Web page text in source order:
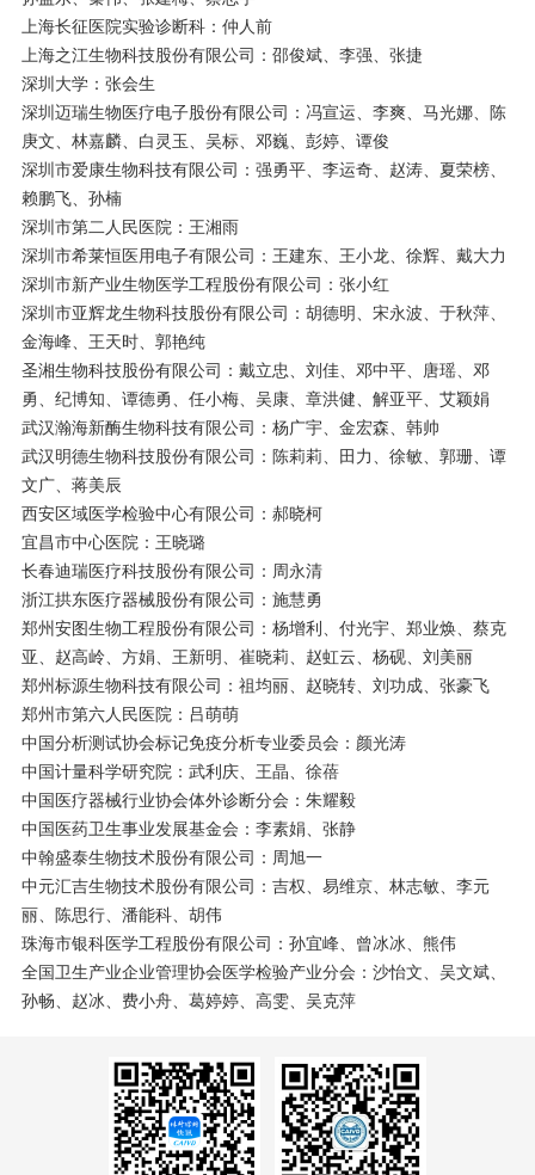
上海长征医院实验诊断科：仲人前
上海之江生物科技股份有限公司：邵俊斌、李强、张捷
深圳大学：张会生
深圳迈瑞生物医疗电子股份有限公司：冯宣运、李爽、马光娜、陈
庚文、林嘉麟、白灵玉、吴标、邓巍、彭婷、谭俊
深圳市爱康生物科技有限公司：强勇平、李运奇、赵涛、夏荣榜、
赖鹏飞、孙楠
深圳市第二人民医院：王湘雨
深圳市希莱恒医用电子有限公司：王建东、王小龙、徐辉、戴大力
深圳市新产业生物医学工程股份有限公司：张小红
深圳市亚辉龙生物科技股份有限公司：胡德明、宋永波、于秋萍、
金海峰、王天时、郭艳纯
圣湘生物科技股份有限公司：戴立忠、刘佳、邓中平、唐瑶、邓
勇、纪博知、谭德勇、任小梅、吴康、章洪健、解亚平、艾颖娟
武汉瀚海新酶生物科技有限公司：杨广宇、金宏森、韩帅
武汉明德生物科技股份有限公司：陈莉莉、田力、徐敏、郭珊、谭
文广、蒋美辰
西安区域医学检验中心有限公司：郝晓柯
宜昌市中心医院：王晓璐
长春迪瑞医疗科技股份有限公司：周永清
浙江拱东医疗器械股份有限公司：施慧勇
郑州安图生物工程股份有限公司：杨增利、付光宇、郑业焕、蔡克
亚、赵高岭、方娟、王新明、崔晓莉、赵虹云、杨砚、刘美丽
郑州标源生物科技有限公司：祖均丽、赵晓转、刘功成、张豪飞
郑州市第六人民医院：吕萌萌
中国分析测试协会标记免疫分析专业委员会：颜光涛
中国计量科学研究院：武利庆、王晶、徐蓓
中国医疗器械行业协会体外诊断分会：朱耀毅
中国医药卫生事业发展基金会：李素娟、张静
中翰盛泰生物技术股份有限公司：周旭一
中元汇吉生物技术股份有限公司：吉权、易维京、林志敏、李元
丽、陈思行、潘能科、胡伟
珠海市银科医学工程股份有限公司：孙宜峰、曾冰冰、熊伟
全国卫生产业企业管理协会医学检验产业分会：沙怡文、吴文斌、
孙畅、赵冰、费小舟、葛婷婷、高雯、吴克萍